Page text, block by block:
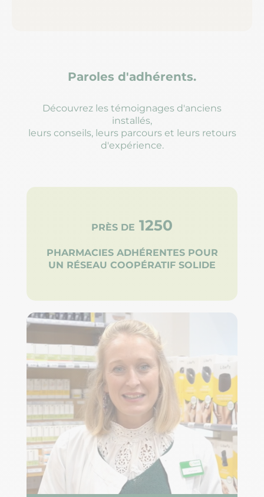
Paroles d'adhérents.
Découvrez les témoignages d'anciens
installés,
leurs conseils, leurs parcours et leurs retours
d'expérience.
PRÈS DE 1250
PHARMACIES ADHÉRENTES POUR
UN RÉSEAU COOPÉRATIF SOLIDE